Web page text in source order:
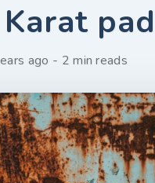
ago - 2 min reads